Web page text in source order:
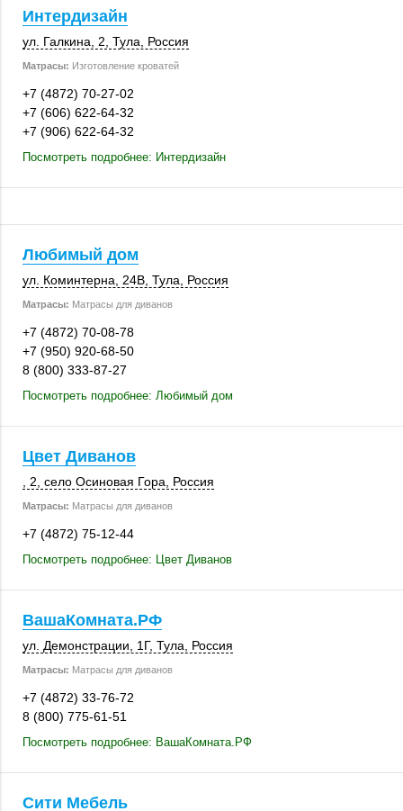
Интердизайн
ул. Галкина, 2 Тула Россия
Матрасы: Изготовление кроватей
+7 (4872) 70-27-02
+7 (606) 622-64-32
+7 (906) 622-64-32
Посмотреть подробнее: Интердизайн
Любимый дом
ул. Коминтерна 24В Тула Россия
Матрасы: Матрасы для диванов
+7 (4872) 70-08-78
+7 (950) 920-68-50
8 (800) 333-87-27
Посмотреть подробнее: Любимый дом
Цвет Диванов
, 2 село Осиновая Гора Россия
Матрасы: Матрасы для диванов
+7 (4872) 75-12-44
Посмотреть подробнее: Цвет Диванов
ВашаКомната.РФ
ул. Демонстрации, 1Г, Тула Россия
Матрасы: Матрасы для диванов
+7 (4872) 33-76-72
8 (800) 775-61-51
Посмотреть подробнее: ВашаКомната.РФ
Сити Мебель